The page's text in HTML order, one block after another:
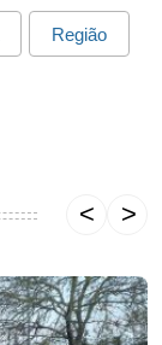
Região